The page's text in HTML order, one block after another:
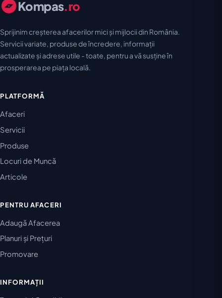
Kompas.ro
Sprijinim creșterea afacerilor mici și mijlocii din România.
Servicii variate, produse de încredere, informații
actualizate și adrese utile - toate, pentru a vă susține în
prosperarea pe piața locală.
PLATFORMĂ
Afaceri
Servicii
Produse
Locuri de Muncă
Articole
PENTRU AFACERI
Adaugă Afacerea
Planuri și Prețuri
Promovare
INFORMAȚII